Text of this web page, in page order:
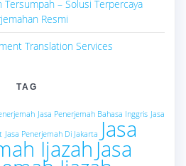
– Solusi Terpercaya
Resmi
Translation Services
TAG
Jasa Penerjemah Bahasa Inggris Jasa
Jasa Penerjemah Di Jakarta Jasa
Ijazah Jasa